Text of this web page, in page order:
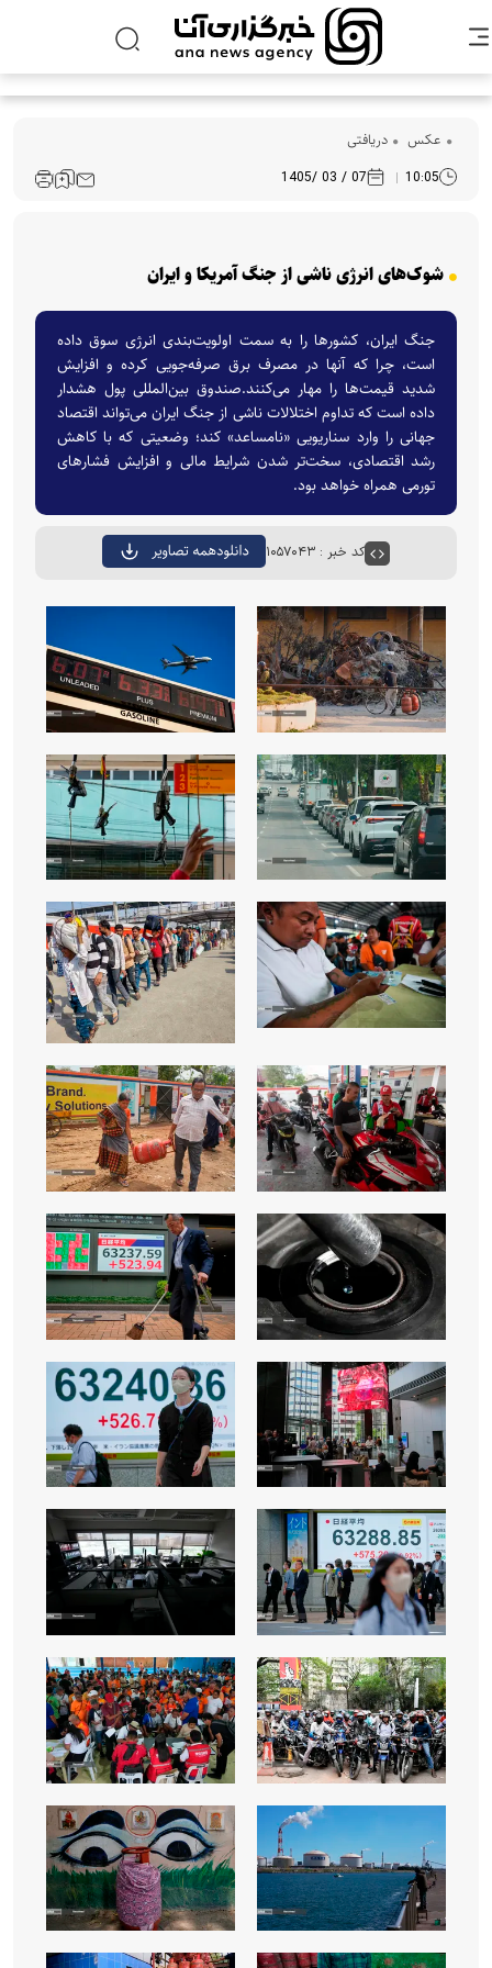
عکس دریافتی
10:05
07 / 03 /1405
شوک‌های انرژی ناشی از جنگ آمریکا و ایران
جنگ ایران، کشورها را به سمت اولویت‌بندی انرژی سوق داده
است، چرا که آنها در مصرف برق صرفه‌جویی کرده و افزایش
شدید قیمت‌ها را مهار می‌کنند.صندوق بین‌المللی پول هشدار
داده است که تداوم اختلالات ناشی از جنگ ایران می‌تواند اقتصاد
جهانی را وارد سناریویی «نامساعد» کند؛ وضعیتی که با کاهش
رشد اقتصادی، سخت‌تر شدن شرایط مالی و افزایش فشارهای
تورمی همراه خواهد بود.
کد خبر : ۱۰۵۷۰۴۳